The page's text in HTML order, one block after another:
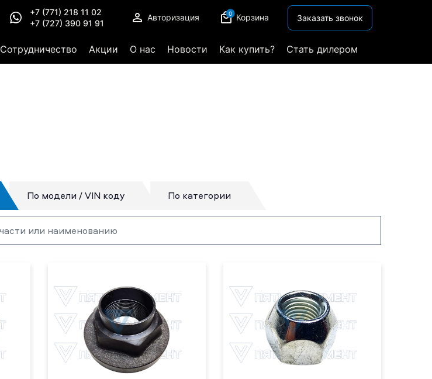
+7 (771) 218 11 02
+7 (727) 390 91 91
Авторизация 0 Корзина Заказать звонок
Сотрудничество Акции О нас Новости Как купить? Стать дилером
По модели / VIN коду По категории